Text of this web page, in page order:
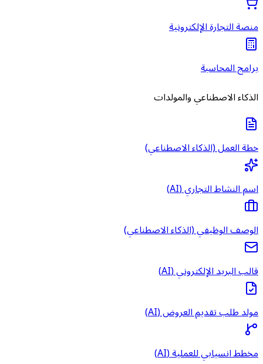
منصة التجارة الإلكترونية
برامج المحاسبة
الذكاء الاصطناعي والمولدات
خطة العمل (الذكاء الاصطناعي)
اسم النشاط التجاري (AI)
الوصف الوظيفي (الذكاء الاصطناعي)
قالب البريد الإلكتروني (AI)
مولد طلب تقديم العروض (AI)
مخطط انسيابي للعملية (AI)